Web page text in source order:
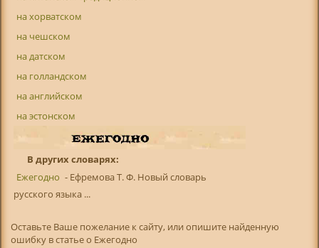
на хорватском
на чешском
на датском
на голландском
на английском
на эстонском
В других словарях:
Ежегодно - Ефремова Т. Ф. Новый словарь
русского языка ...
Оставьте Ваше пожелание к сайту, или опишите найденную
ошибку в статье о Ежегодно